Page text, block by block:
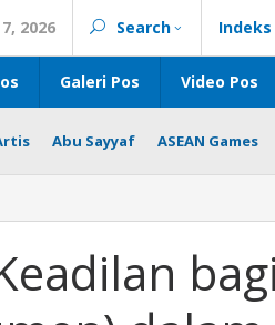
2026 Search
Galeri Pos Video Pos
Abu Sayyaf ASEAN Games
bagi